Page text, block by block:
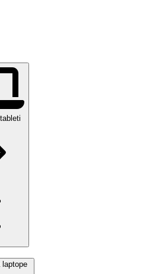
laptope